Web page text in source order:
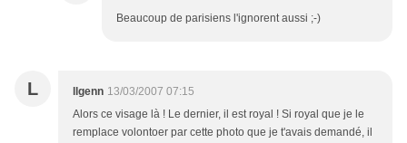
Beaucoup de parisiens l'ignorent aussi ;-)
L llgenn 13/03/2007 07:15
Alors ce visage là ! Le dernier, il est royal ! Si royal que je le
remplace volontoer par cette photo que je t'avais demandé, il